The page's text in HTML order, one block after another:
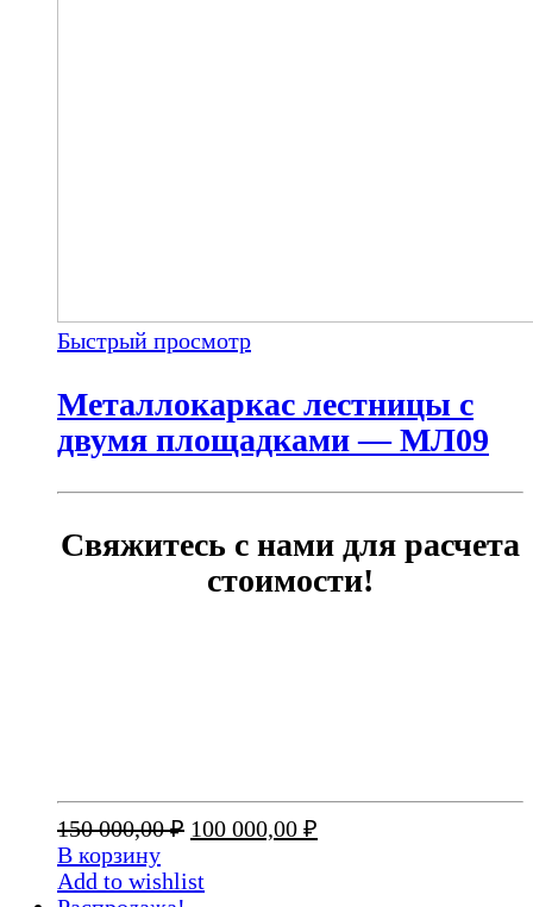
Быстрый просмотр
Металлокаркас лестницы с
двумя площадками — МЛ09
Свяжитесь с нами для расчета
стоимости!
150 000,00₽ Первоначальная
составляла
100 000,00 ₽
В корзину
Add to wishlist